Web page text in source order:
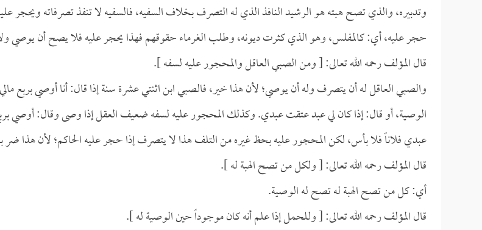
وتدبيره، والذي تصح هبته هو الرشيد النافذ الذي له التصرف بخلاف السفيه، فالسفيه لا تنفذ تصرفاته ويحجر
حجر عليه، أي: كالمفلس، وهو الذي كثرت ديونه، وطلب الغرماء حقوقهم فهذا يحجر عليه فلا يصح أن يوصي
قال المؤلف رحمه الله تعالى: [ ومن الصبي العاقل والمحجور عليه لسفه ].
والصبي العاقل له أن يتصرف وله أن يوصي؛ لأن هذا خير، فالصبي ابن اثنتي عشرة سنة إذا قال: أنا أوصي بربع
الوصية، أو قال: إذا كان لي عبد عتقت عبدي. وكذلك المحجور عليه لسفه ضعيف العقل إذا وصى وقال: أوصي بربع
عبدي فلاناً فلا بأس، لكن المحجور عليه بحظ غيره من التلف هذا لا يتصرف إذا حجر عليه الحاكم؛ لأن هذا ضر
قال المؤلف رحمه الله تعالى: [ ولكل من تصح الهبة له ].
أي: كل من تصح الهبة له تصح له الوصية.
قال المؤلف رحمه الله تعالى: [ وللحمل إذا علم أنه كان موجوداً حين الوصية له ].